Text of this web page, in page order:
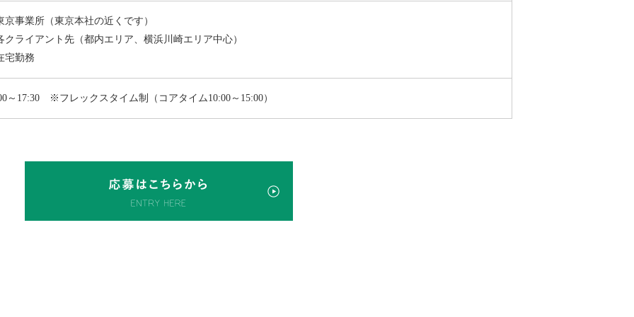
京事業所（東京本社の近くです）
クライアント先（都内エリア、横浜川崎エリア中心）
宅勤務
～17:30 ※フレックスタイム制（コアタイム10:00～15:00）